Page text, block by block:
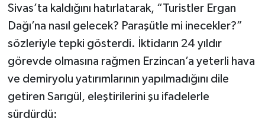
Sivas’ta kaldığını hatırlatarak, “Turistler Ergan
Dağı’na nasıl gelecek? Paraşütle mi inecekler?”
sözleriyle tepki gösterdi. İktidarın 24 yıldır
görevde olmasına rağmen Erzincan’a yeterli hava
ve demiryolu yatırımlarının yapılmadığını dile
getiren Sarıgül, eleştirilerini şu ifadelerle
sürdürdü: